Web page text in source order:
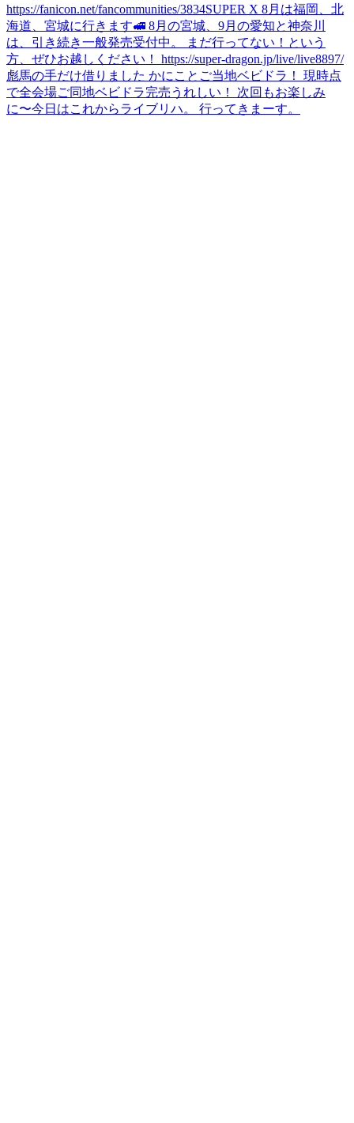
https://fanicon.net/fancommunities/3834SUPER X 8月は福岡、北
海道、宮城に行きます🚅 8月の宮城、9月の愛知と神奈川
は、引き続き一般発売受付中。 まだ行ってない！という
方、ぜひお越しください！ https://super-dragon.jp/live/live8897/
彪馬の手だけ借りました かにことご当地ベビドラ！ 現時点
で全会場ご同地ベビドラ完売うれしい！ 次回もお楽しみ
に〜今日はこれからライブリハ。 行ってきまーす。